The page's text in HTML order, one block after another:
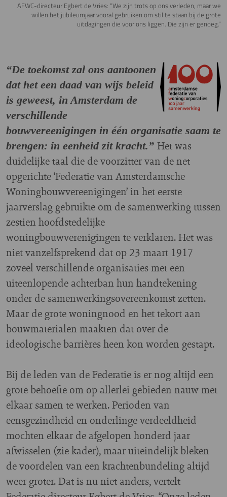
AFWC-directeur Egbert de Vries: “We zijn trots op ons verleden, maar we
willen het jubileumjaar vooral gebruiken om stil te staan bij de grote
uitdagingen die voor ons liggen. Die zijn er genoeg.”
“De toekomst zal ons aantoonen
dat het een daad van wijs beleid
is geweest, in Amsterdam de
verschillende
bouwvereenigingen in één organisatie saam te
brengen: in eenheid zit kracht.” Het was
duidelijke taal die de voorzitter van de net
opgerichte ‘Federatie van Amsterdamsche
Woningbouwvereenigingen’ in het eerste
jaarverslag gebruikte om de samenwerking tussen
zestien hoofdstedelijke
woningbouwverenigingen te verklaren. Het was
niet vanzelfsprekend dat op 23 maart 1917
zoveel verschillende organisaties met een
uiteenlopende achterban hun handtekening
onder de samenwerkingsovereenkomst zetten.
Maar de grote woningnood en het tekort aan
bouwmaterialen maakten dat over de
ideologische barrières heen kon worden gestapt.
Bij de leden van de Federatie is er nog altijd een
grote behoefte om op allerlei gebieden nauw met
elkaar samen te werken. Perioden van
eensgezindheid en onderlinge verdeeldheid
mochten elkaar de afgelopen honderd jaar
afwisselen (zie kader), maar uiteindelijk bleken
de voordelen van een krachtenbundeling altijd
weer groter. Dat is nu niet anders, vertelt